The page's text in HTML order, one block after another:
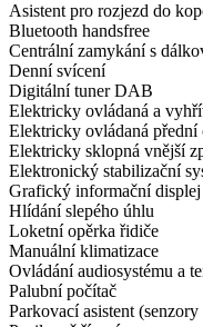
Asistent pro rozjezd do
Bluetooth handsfree
Centrální zamykání s
Denní svícení
Digitální tuner DAB
Elektricky ovládaná a
Elektricky ovládaná přední
Elektricky sklopná vnější
Elektronický stabilizační
Grafický informační
Hlídání slepého úhlu
Loketní opěrka řidiče
Manuální klimatizace
Ovládání audiosystému a
Palubní počítač
Parkovací asistent